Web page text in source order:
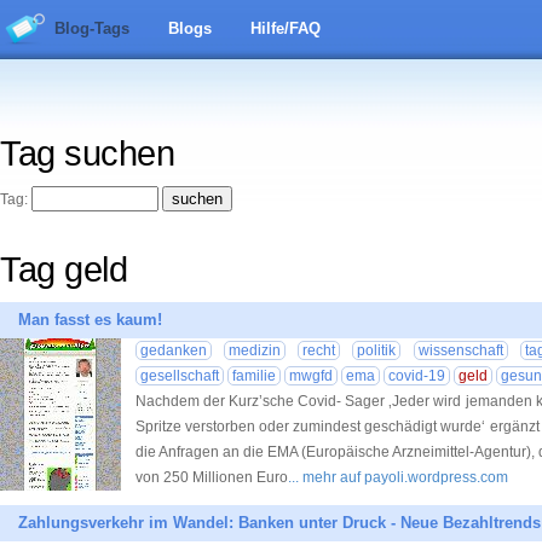
Blog-Tags Blogs Hilfe/FAQ
Tag suchen
Tag:
Tag geld
Man fasst es kaum!
gedanken medizin recht politik wissenschaft
gesellschaft
familie mwgfd ema covid-19 geld
Nachdem der Kurz’sche Covid- Sager ‚Jeder wird
Spritze verstorben oder zumindest geschädigt wurde‘
die Anfragen an die EMA (Europäische Arzneimittel-
von 250 Millionen Euro... mehr auf payoli.wordpress.com
Zahlungsverkehr im Wandel: Banken unter Druck - Neue